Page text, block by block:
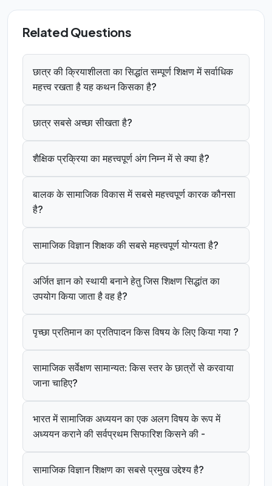
Related Questions
छात्र की क्रियाशीलता का सिद्धांत सम्पूर्ण शिक्षण में सर्वाधिक
महत्त्व रखता है यह कथन किसका है?
छात्र सबसे अच्छा सीखता है?
शैक्षिक प्रक्रिया का महत्त्वपूर्ण अंग निम्न में से क्या है?
बालक के सामाजिक विकास में सबसे महत्त्वपूर्ण कारक कौनसा
है?
सामाजिक विज्ञान शिक्षक की सबसे महत्त्वपूर्ण योग्यता है?
अर्जित ज्ञान को स्थायी बनाने हेतु जिस शिक्षण सिद्धांत का
उपयोग किया जाता है वह है?
पृच्छा प्रतिमान का प्रतिपादन किस विषय के लिए किया गया ?
सामाजिक सर्वेक्षण सामान्यत: किस स्तर के छात्रों से करवाया
जाना चाहिए?
भारत में सामाजिक अध्ययन का एक अलग विषय के रूप में
अध्ययन कराने की सर्वप्रथम सिफारिश किसने की -
सामाजिक विज्ञान शिक्षण का सबसे प्रमुख उद्देश्य है?